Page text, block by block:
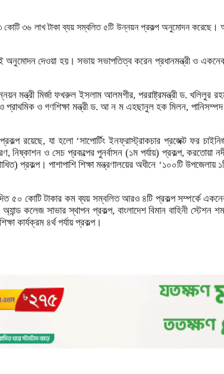
৩ কোটি ৩৬ লাখ টাকা ব্যয় সম্বলিত ৫টি উন্নয়ন প্রকল্প অনুমোদন
অনুমোদন দেওয়া হয়। সভায় সভাপতিত্ব করেন প্রধানমন্ত্রী ও
মন্ত্রী মির্জা ফখরুল ইসলাম আলমগীর, পররাষ্ট্রমন্ত্রী ড. খলিলুর
ও গণশিক্ষা মন্ত্রী ড. আ ন ম এহছানুল হক মিলন, পানিসম্পদ
রয়েছে, যা হলো ‘সাপোর্টিং ইনফ্রাস্ট্রাকচার প্রজেক্ট ফর
ও সেচ প্রকল্পের পুনর্বাসন (১ম পর্যায়) প্রকল্প, করতোয়া
প্রকল্প। পাশাপাশি শিক্ষা মন্ত্রণালয়ের অধীনে ‘১০০টি
৫০ কোটি টাকার কম ব্যয় সম্বলিত আরও ৪টি প্রকল্প সম্পর্কে
অ্যান্ড কলেজ সাভার স্থাপন প্রকল্প, বাংলাদেশ বিমান বাহিনী
কার্যক্রম ৪র্থ পর্যায় প্রকল্প।